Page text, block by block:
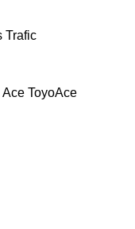
Trafic
Ace ToyoAce